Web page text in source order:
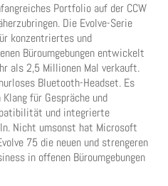
Portfolio auf der CCW
Die Evolve-Serie
konzentriertes und
Büroumgebungen entwickelt
als 2,5 Millionen Mal verkauft.
Bluetooth-Headset. Es
für Gespräche und
und integrierte
Nicht umsonst hat Microsoft
75 die neuen und strengeren
in offenen Büroumgebungen